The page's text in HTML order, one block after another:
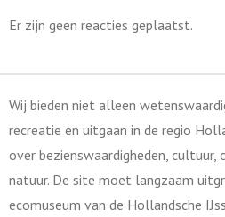
Er zijn geen reacties geplaatst.
Wij bieden niet alleen
recreatie en uitgaan in de regio
over bezienswaardigheden, cultuur,
natuur. De site moet langzaam
ecomuseum van de Hollandsche